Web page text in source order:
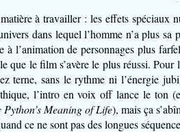
à travailler : les effets spéciaux
dans lequel l’homme n’a plus sa
à l’animation de personnages plus
que le film s’avère le plus réussi.
terne, sans le rythme ni l’énergie
l’intro en voix off lance le ton
Python’s Meaning of Life), mais ça
ce ne sont pas des longues